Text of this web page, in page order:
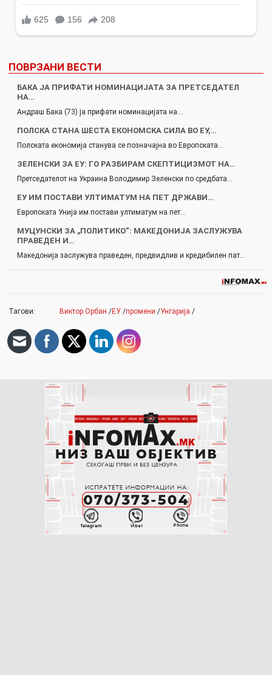
ПОВРЗАНИ ВЕСТИ
БАКА ЈА ПРИФАТИ НОМИНАЦИЈАТА ЗА ПРЕТСЕДАТЕЛ
НА…
Андраш Бака (73) ја прифати номинацијата на…
ПОЛСКА СТАНА ШЕСТА ЕКОНОМСКА СИЛА ВО ЕУ,…
Полската економија станува се позначајна во Европската…
ЗЕЛЕНСКИ ЗА ЕУ: ГО РАЗБИРАМ СКЕПТИЦИЗМОТ НА…
Претседателот на Украина Володимир Зеленски по средбата…
ЕУ ИМ ПОСТАВИ УЛТИМАТУМ НА ПЕТ ДРЖАВИ…
Европската Унија им постави ултиматум на пет…
МУЦУНСКИ ЗА „ПОЛИТИКО“: МАКЕДОНИЈА ЗАСЛУЖУВА
ПРАВЕДЕН И…
Македонија заслужува праведен, предвидлив и кредибилен пат…
Тагови: Виктор Орбан /ЕУ /промени /Унгарија /